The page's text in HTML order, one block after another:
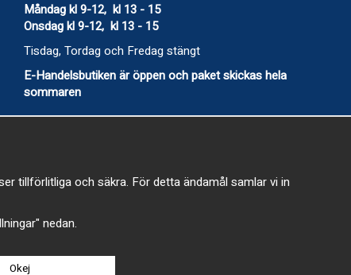
Måndag kl 9-12, kl 13 - 15
Onsdag kl 9-12, kl 13 - 15
Tisdag, Tordag och Fredag stängt
E-Handelsbutiken är öppen och paket skickas hela
sommaren
tillförlitliga och säkra. För detta ändamål samlar vi in
nedan.
Okej